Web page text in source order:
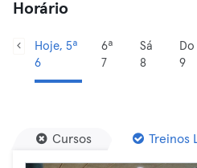
Horário
Hoje, 5ª
6
6ª
7
Sá
8
Do
9
Cursos Treinos